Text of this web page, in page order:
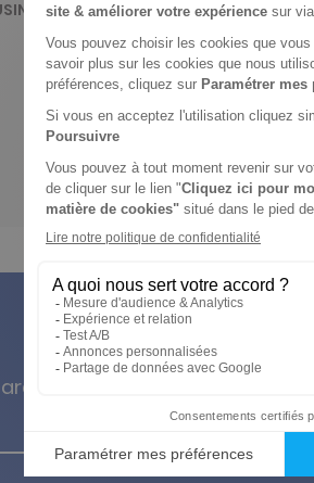
BTP
des prix les + bas